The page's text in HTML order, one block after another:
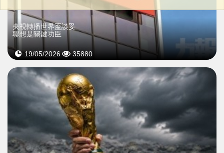
央視轉播世界盃談妥
聯想是關鍵功臣
19/05/2026 35880